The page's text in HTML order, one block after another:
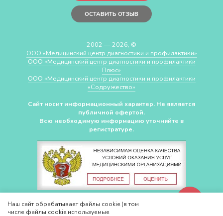
ОСТАВИТЬ ОТЗЫВ
2002 — 2026, ©
ООО «Медицинский центр диагностики и профилактики»
ООО «Медицинский центр диагностики и профилактики
Плюс»
ООО «Медицинский центр диагностики и профилактики
«Cодружество»
Сайт носит информационный характер. Не является
публичной офертой.
Всю необходимую информацию уточняйте в
регистратуре.
СДЕЛАНО ВCHUDOV.PRO
Наш сайт обрабатывает файлы cookie (в том
числе файлы cookie используемые